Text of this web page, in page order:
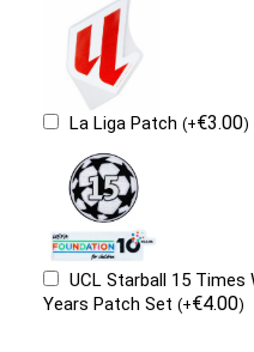
La Liga Patch(+€3.00)
UCL Starball 15 Times
Years Patch Set(+€4.00)